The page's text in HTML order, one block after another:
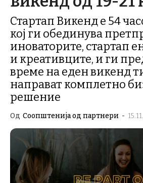
Стартап Викенд е 54
кој ги обединува
иноваторите, стартап
и креативците, и ги
време на еден викенд
направат комплетно
решение
Од Соопштенија од партнери -